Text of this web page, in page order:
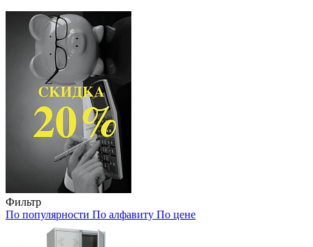
Фильтр
По популярности По алфавиту По цене